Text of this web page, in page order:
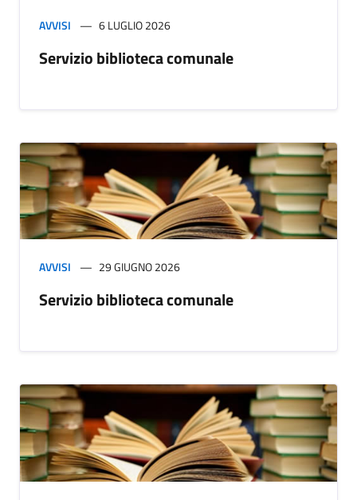
AVVISI 6 LUGLIO 2026
Servizio biblioteca comunale
AVVISI 29 GIUGNO 2026
Servizio biblioteca comunale